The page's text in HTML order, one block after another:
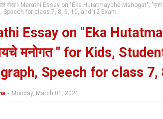
लेख
Marathi Essay on "Eka Hutatmayche Manogat",
Speech for class 7, 8, 9, 10, and 12 Exam.
Essay on "Eka
मनोगत " for Kids,
Speech for class 7,
- Monday, March 01, 2021